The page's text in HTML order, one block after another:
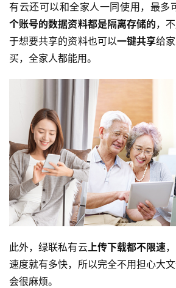
有云还可以和全家人一同使用，最多
个账号的数据资料都是隔离存储的，
于想要共享的资料也可以一键共享给
买，全家人都能用。
此外，绿联私有云上传下载都不限速
速度就有多快，所以完全不用担心大
会很麻烦。